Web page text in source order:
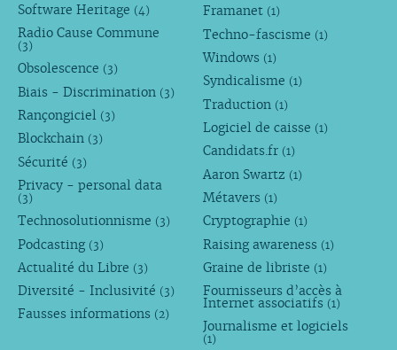
Software Heritage (4)
Radio Cause Commune
(3)
Obsolescence (3)
Biais - Discrimination (3)
Rançongiciel (3)
Blockchain (3)
Sécurité (3)
Privacy - personal data
(3)
Technosolutionnisme (3)
Podcasting (3)
Actualité du Libre (3)
Diversité - Inclusivité (3)
Fausses informations (2)
Framanet (1)
Techno-fascisme (1)
Windows (1)
Syndicalisme (1)
Traduction (1)
Logiciel de caisse (1)
Candidats.fr (1)
Aaron Swartz (1)
Métavers (1)
Cryptographie (1)
Raising awareness (1)
Graine de libriste (1)
Fournisseurs d’accès à
Internet associatifs (1)
Journalisme et logiciels
(1)